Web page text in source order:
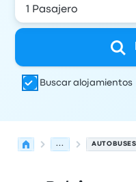
Buscar alojamientos
...